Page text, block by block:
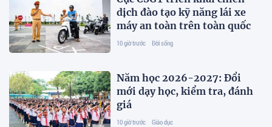
dịch đào tạo kỹ năng lái xe
máy an toàn trên toàn quốc
10 giờ trước Đời sống
Năm học 2026-2027: Đổi
mới dạy học, kiểm tra, đánh
giá
10 giờ trước Giáo dục